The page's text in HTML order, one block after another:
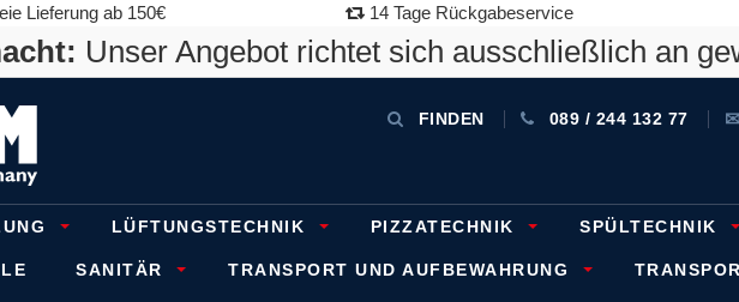
Lieferung ab 150€ 14 Tage Rückgabeservice
Unser Angebot richtet sich ausschließlich an
FINDEN 089 / 244 132 77
LÜFTUNGSTECHNIK PIZZATECHNIK SPÜLTECHNIK
SANITÄR TRANSPORT UND AUFBEWAHRUNG